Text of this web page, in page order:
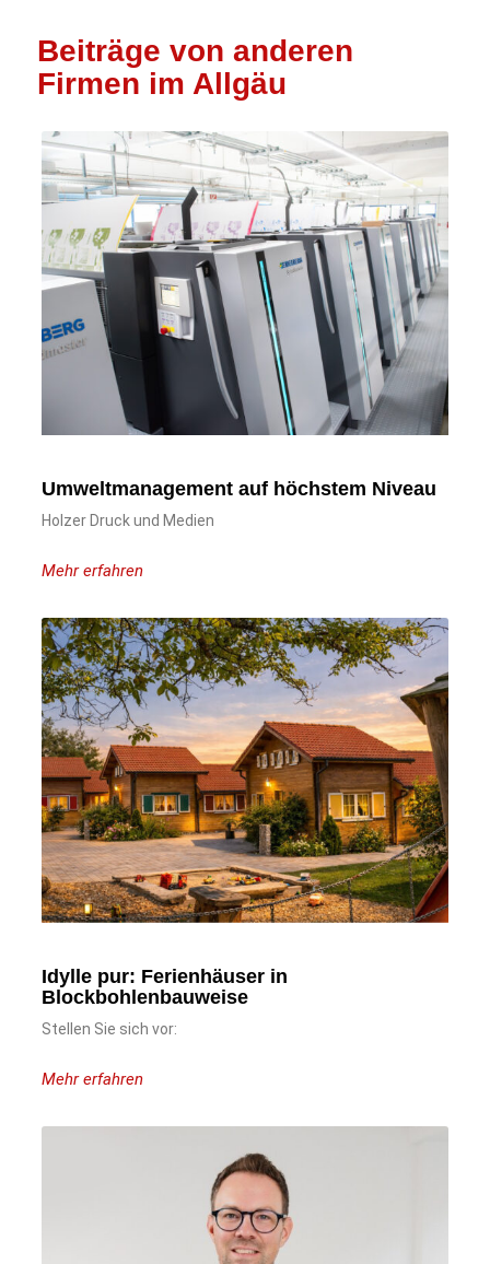
Beiträge von anderen
Firmen im Allgäu
Umweltmanagement auf höchstem Niveau
Holzer Druck und Medien
Mehr erfahren
Idylle pur: Ferienhäuser in
Blockbohlenbauweise
Stellen Sie sich vor:
Mehr erfahren